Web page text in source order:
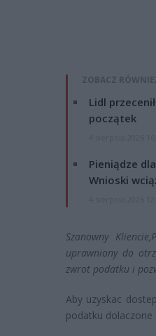
ZOBACZ
Lidl
początek
Pieniądze
Wnioski
Szanowny
uprawniony do
zwrot podatku i
Aby uzyskac
podatku